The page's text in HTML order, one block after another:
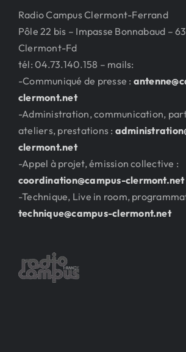
Radio Campus Clermont-Ferrand
Pôle 22 bis – Impasse Bonnabaud –
Clermont-Fd
tél: 04.73.140.158 – mails:
-Communiqué de presse :
clermont.net
-Administration, communication,
ateliers, prestations :
clermont.net
-Appel à projet, émission collective :
coordination@campus-clermont.net
-Technique, Live in room,
technique@campus-clermont.net